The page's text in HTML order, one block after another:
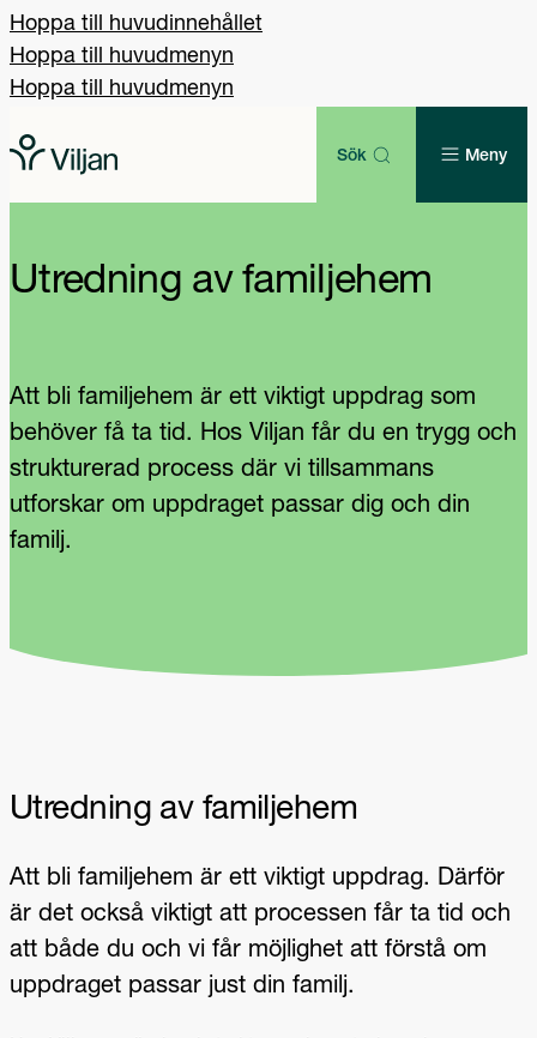
Hoppa till huvudinnehållet
Hoppa till huvudmenyn
Hoppa till huvudmenyn
Sök Meny
Utredning av familjehem
Att bli familjehem är ett viktigt uppdrag som
behöver få ta tid. Hos Viljan får du en trygg och
strukturerad process där vi tillsammans
utforskar om uppdraget passar dig och din
familj.
Utredning av familjehem
Att bli familjehem är ett viktigt uppdrag. Därför
är det också viktigt att processen får ta tid och
att både du och vi får möjlighet att förstå om
uppdraget passar just din familj.